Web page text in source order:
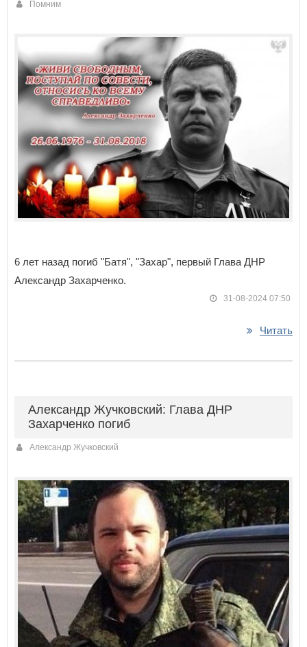
Помним
6 лет назад погиб "Батя", "Захар", первый Глава ДНР
Александр Захарченко.
31-08-2024 07:50
Читать
Александр Жучковский: Глава ДНР
Захарченко погиб
Александр Жучковский